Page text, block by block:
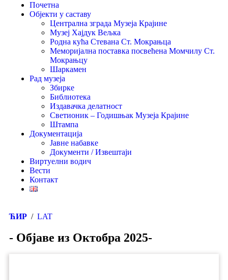
Почетна
Објекти у саставу
Централна зграда Музеја Крајине
Музеј Хајдук Вељка
Родна кућа Стевана Ст. Мокрањца
Меморијална поставка посвећена Момчилу Ст.
Мокрањцу
Шаркамен
Рад музеја
Збирке
Библиотека
Издавачка делатност
Светионик – Годишњак Музеја Крајине
Штампа
Документација
Јавне набавке
Документи / Извештаји
Виртуелни водич
Вести
Контакт
ЋИР / LAT
- Објаве из Октобра 2025-